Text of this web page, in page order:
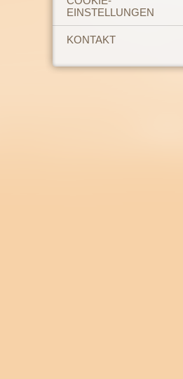
EINSTELLUNGEN
KONTAKT